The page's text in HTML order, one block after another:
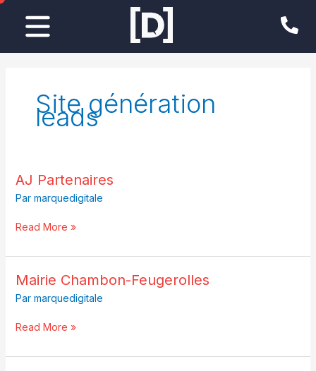
Aller
contenu
Site génération
leads
AJ Partenaires
Par marquedigitale
AJ
Read More »
Mairie Chambon-Feugerolles
Par marquedigitale
Mairie
Feugerolles
Read More »